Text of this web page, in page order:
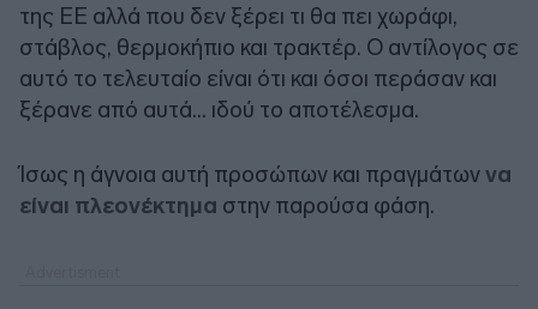
της ΕΕ αλλά που δεν ξέρει τι θα πει χωράφι,
στάβλος, θερμοκήπιο και τρακτέρ. Ο αντίλογος σε
αυτό το τελευταίο είναι ότι και όσοι περάσαν και
ξέρανε από αυτά… ιδού το αποτέλεσμα.
Ίσως η άγνοια αυτή προσώπων και πραγμάτωννα
είναι πλεονέκτημα στην παρούσα φάση.